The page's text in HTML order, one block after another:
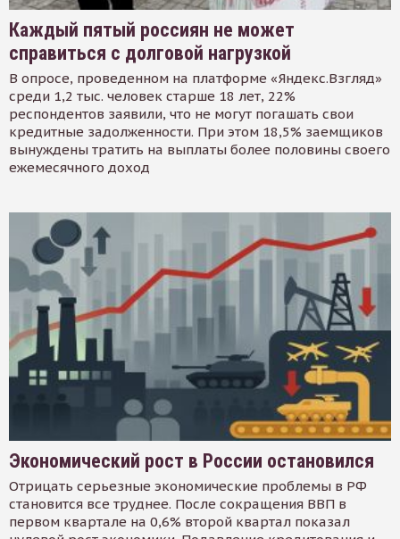
Каждый пятый россиян не может
справиться с долговой нагрузкой
В опросе, проведенном на платформе «Яндекс.Взгляд»
среди 1,2 тыс. человек старше 18 лет, 22%
респондентов заявили, что не могут погашать свои
кредитные задолженности. При этом 18,5% заемщиков
вынуждены тратить на выплаты более половины своего
ежемесячного доход
Экономический рост в России остановился
Отрицать серьезные экономические проблемы в РФ
становится все труднее. После сокращения ВВП в
первом квартале на 0,6% второй квартал показал